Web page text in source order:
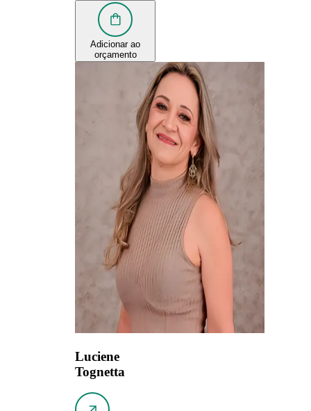
Adicionar ao
orçamento
Luciene
Tognetta